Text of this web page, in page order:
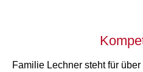
Familie Lechner steht für